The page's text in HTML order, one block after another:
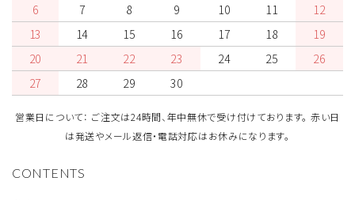
CONTENTS
6
7 8 9 10 11
12
13
14 15 16 17 18
19
20
21 22 23 24 25
26
27
28 29 30
営業日について： ご注文は24時間、年中無休で受け付けております。 赤い日
は発送やメール返信・電話対応はお休みになります。